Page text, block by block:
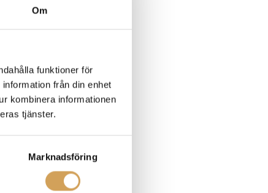
Om
funktioner för
från din enhet
kombinera informationen
tjänster.
Marknadsföring